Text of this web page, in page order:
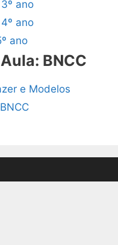
ano
ano
ano
BNCC
e Modelos